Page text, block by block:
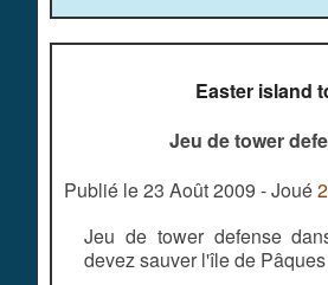
Easter island
Jeu de tower
Publié le 23 Août 2009 - Joué
Jeu de tower defense
devez sauver l'île de